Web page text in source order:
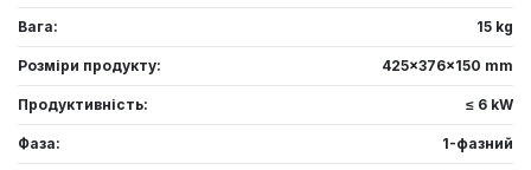
Вага: 15 kg
Розміри продукту: 425x376x150 mm
Продуктивність: ≤ 6 kW
Фаза: 1-фазний